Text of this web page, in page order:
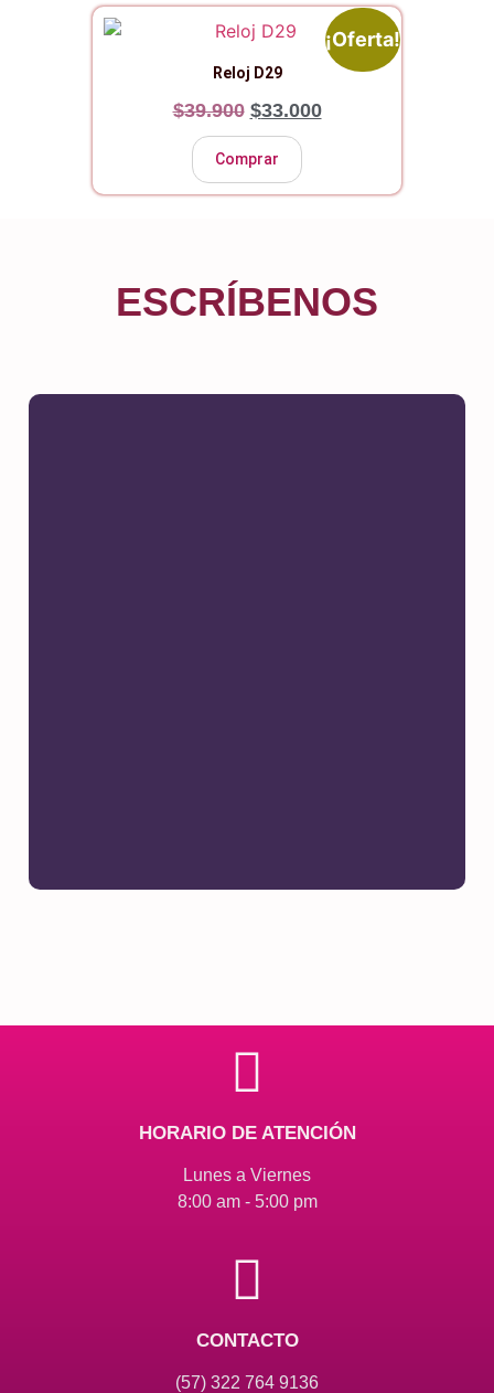
¡Oferta!
Reloj D29
$39.900 $33.000
Comprar
ESCRÍBENOS
HORARIO DE ATENCIÓN
Lunes a Viernes
8:00 am - 5:00 pm
CONTACTO
(57) 322 764 9136